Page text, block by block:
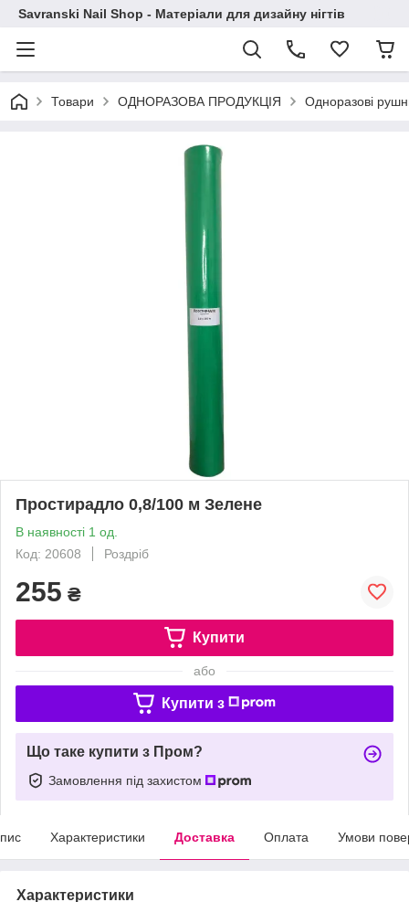
Savranski Nail Shop - Матеріали для дизайну нігтів
Товари ОДНОРАЗОВА ПРОДУКЦІЯ Одноразові
Простирадло 0,8/100 м Зелене
В наявності 1 од.
Код: 20608
Роздріб
255 ₴
Купити
або
Купити з
Що таке купити з Пром?
Замовлення під захистом
Характеристики Доставка Оплата Умови
Характеристики